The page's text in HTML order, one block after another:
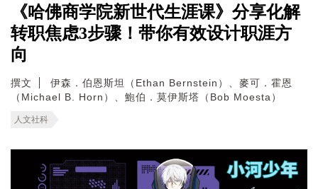
《哈佛商学院新世代生涯课》分享化解
转职焦虑3步骤！带你有效设计职涯方
向
撰文
伊森．伯恩斯坦（Ethan Bernstein）、麥可．霍恩
（Michael B. Horn）、鮑伯．莫伊斯塔（Bob Moesta）
人文社科